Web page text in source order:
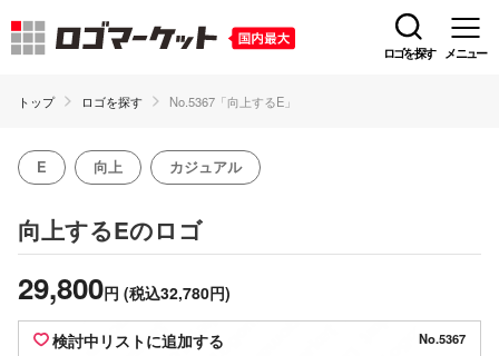
ロゴを探す メニュー
トップ ロゴを探す No.5367「向上するE」
E 向上 カジュアル
向上するEのロゴ
29,800円 (税込32,780円)
検討中リストに追加する No.5367